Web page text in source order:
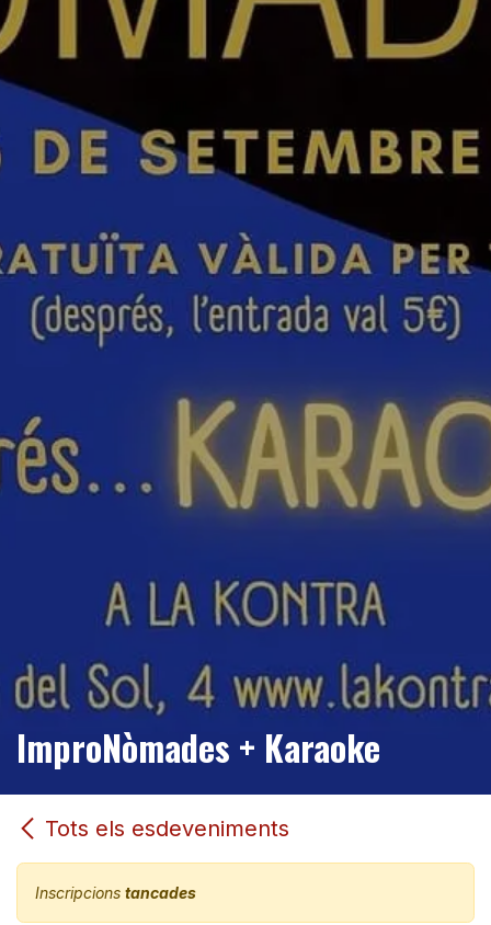
ImproNòmades + Karaoke
Tots els esdeveniments
Inscripcions tancades